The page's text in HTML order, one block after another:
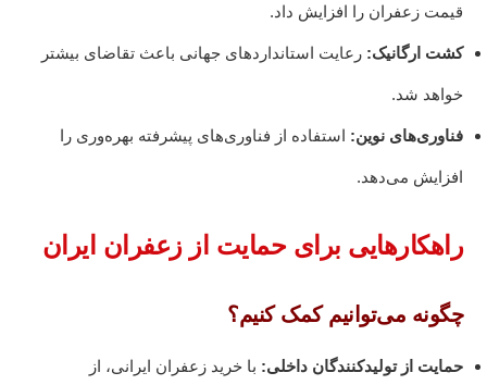
قیمت زعفران را افزایش داد.
کشت ارگانیک: رعایت استانداردهای جهانی باعث تقاضای بیشتر
خواهد شد.
فناوری‌های نوین: استفاده از فناوری‌های پیشرفته بهره‌وری را
افزایش می‌دهد.
راهکارهایی برای حمایت از زعفران ایران
چگونه می‌توانیم کمک کنیم؟
حمایت از تولیدکنندگان داخلی: با خرید زعفران ایرانی، از